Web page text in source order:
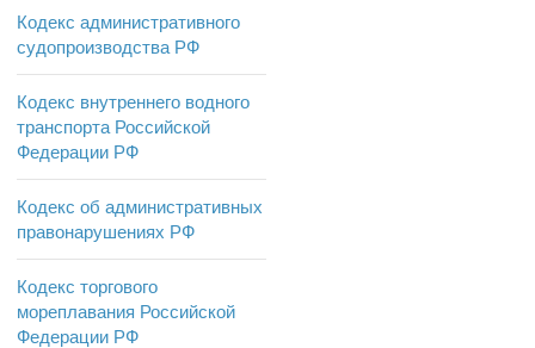
Кодекс административного
судопроизводства РФ
Кодекс внутреннего водного
транспорта Российской
Федерации РФ
Кодекс об административных
правонарушениях РФ
Кодекс торгового
мореплавания Российской
Федерации РФ